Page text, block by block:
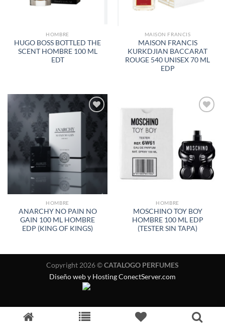
HOMBRE
HUGO BOSS BOTTLED THE
SCENT HOMBRE 100 ML
EDT
MAISON FRANCIS
MAISON FRANCIS
KURKDJIAN BACCARAT
ROUGE 540 UNISEX 70 ML
EDP
LISTA
HOMBRE
ANARCHY NO PAIN NO
GAIN 100 ML HOMBRE
EDP (KING OF KINGS)
A LA
LISTA
DE
DESEOS
HOMBRE
MOSCHINO TOY BOY
HOMBRE 100 ML EDP
(TESTER SIN TAPA)
Copyright 2026 ©CATALOGO PERFUMES
Diseño web y Hosting ConectServer.com